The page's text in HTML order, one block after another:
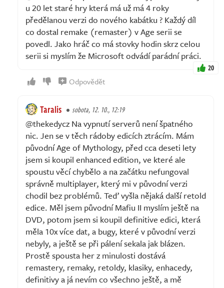
u 20 let staré hry která má už má 4 roky
předělanou verzi do nového kabátku ? Každý díl
co dostal remake (remaster) v Age serii se
povedl. Jako hráč co má stovky hodin skrz celou
serii si myslím že Microsoft odvádí parádní práci.
20
Odpovědět
Taralis sobota, 12. 10., 12:19
@thekedycz Na vypnutí serverů není špatného
nic. Jen se v těch rádoby edicích ztrácím. Mám
původní Age of Mythology, před cca deseti lety
jsem si koupil enhanced edition, ve které ale
spoustu věcí chybělo a na začátku nefungoval
správně multiplayer, který mi v původní verzi
chodil bez problémů. Teď vyšla nějaká další retold
edice. Měl jsem původní Mafiu II myslím ještě na
DVD, potom jsem si koupil definitive edici, která
měla 10x více dat, a bugy, které v původní verzi
nebyly, a ještě se při pálení sekala jak blázen.
Prostě spousta her z minulosti dostává
remastery, remaky, retoldy, klasiky, enhacedy,
definitivy a já nevím co všechno ještě, a mě